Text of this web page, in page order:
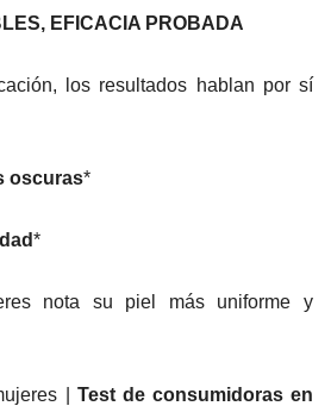
EFICACIA PROBADA
los resultados hablan por sí
oscuras*
*
nota su piel más uniforme y
| Test de consumidoras en